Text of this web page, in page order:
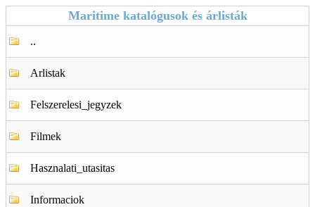
Maritime katalógusok és árlisták
..
Arlistak
Felszerelesi_jegyzek
Filmek
Hasznalati_utasitas
Informaciok